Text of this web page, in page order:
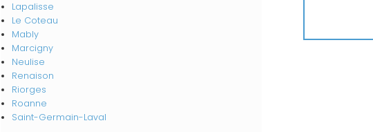
Lapalisse
Le Coteau
Mably
Marcigny
Neulise
Renaison
Riorges
Roanne
Saint-Germain-Laval